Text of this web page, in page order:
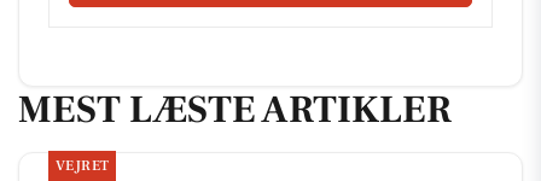
MEST LÆSTE ARTIKLER
VEJRET